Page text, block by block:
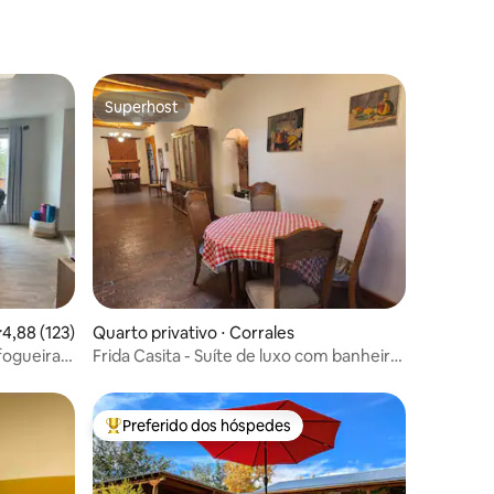
de uma avaliação média de 5, 123 avaliações
4,88 (123)
+
Superhost
Superhost
Quarto privativo ⋅ Corrales
Frida Casita - Suíte de luxo com banheira
hóspedes Entre os melhores preferidos dos hóspedes
Preferido dos hóspedes